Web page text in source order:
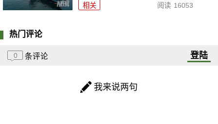
相关 阅读 16053
热门评论
0 条评论 登陆
我来说两句